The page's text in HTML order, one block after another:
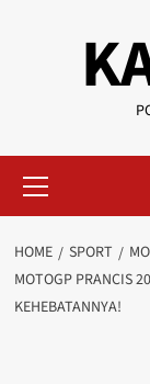
HOME SPORT
MOTOGP PRANCIS
KEHEBATANNYA!